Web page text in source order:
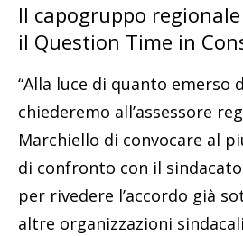
Il capogruppo
il Question Time in
“Alla luce di quanto emerso
chiederemo all’assessore
Marchiello di convocare al
di confronto con il sindacato
per rivedere l’accordo già
altre organizzazioni